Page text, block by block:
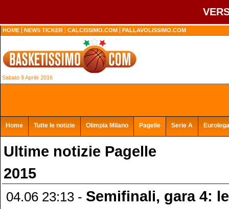
HOME NEWS TICKER CALCISSIMO.COM PALLAVOLISSIMO.COM
Sabato 9 Aprile 2016
Home Tutte le notizie Olimpia Milano Pagelle Serie A Eurolega
Ultime notizie Pagelle
2015
04.06 23:13 - Semifinali, gara 4: